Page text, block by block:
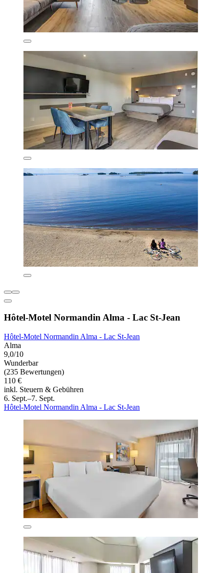
Hôtel-Motel Normandin Alma - Lac St-Jean
Hôtel-Motel Normandin Alma - Lac St-Jean
Alma
9,0/10
Wunderbar
(235 Bewertungen)
110 €
inkl. Steuern & Gebühren
6. Sept.–7. Sept.
Hôtel-Motel Normandin Alma - Lac St-Jean